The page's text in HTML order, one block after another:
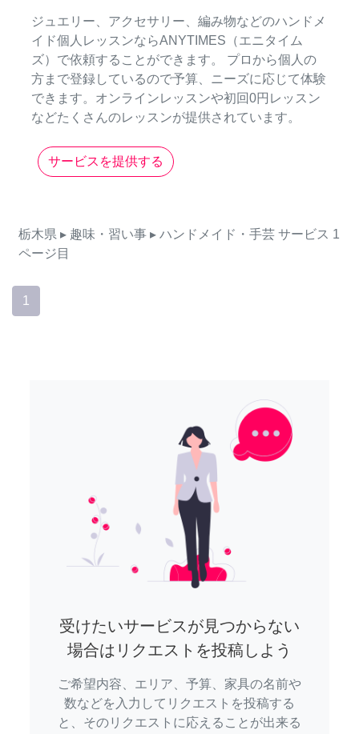
ジュエリー、アクセサリー、編み物などのハンドメ
イド個人レッスンならANYTIMES（エニタイム
ズ）で依頼することができます。 プロから個人の
方まで登録しているので予算、ニーズに応じて体験
できます。オンラインレッスンや初回0円レッスン
などたくさんのレッスンが提供されています。
サービスを提供する
栃木県 ▸ 趣味・習い事 ▸ ハンドメイド・手芸 サービス 1
ページ目
1
受けたいサービスが見つからない
場合はリクエストを投稿しよう
ご希望内容、エリア、予算、家具の名前や
数などを入力してリクエストを投稿する
と、そのリクエストに応えることが出来る